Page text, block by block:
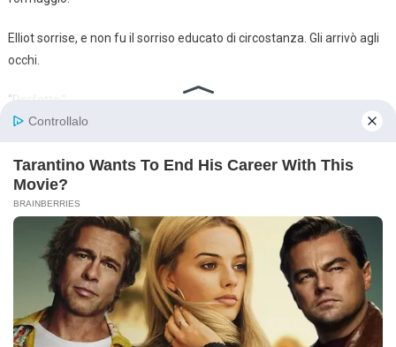
Elliot sorrise, e non fu il sorriso educato di circostanza. Gli arrivò agli
occhi.
“Perfetto.”
tremolava al centro come se stesse facendo del suo meglio.
Mia chiacchierò del suo giorno, di uno scoiattolo che aveva visto, di
un disegno che stava preparando per la maestra.
Elliot ascoltava. Davvero.
Ogni tanto la sua mano sfiorava quella di Hannah sotto il tavolo, e
nessuno dei due si ritraeva.